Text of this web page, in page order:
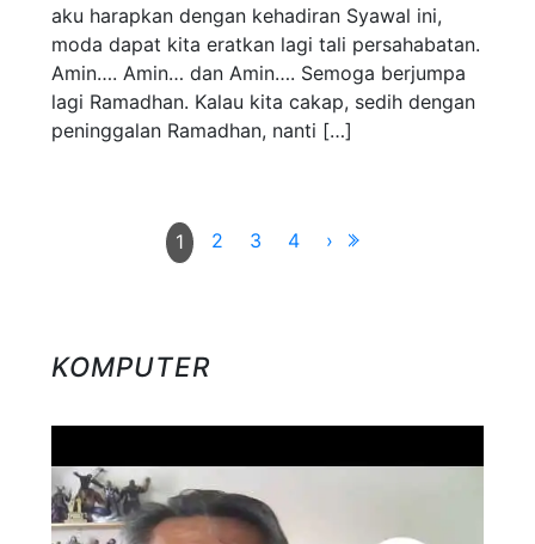
aku harapkan dengan kehadiran Syawal ini,
moda dapat kita eratkan lagi tali persahabatan.
Amin…. Amin… dan Amin…. Semoga berjumpa
lagi Ramadhan. Kalau kita cakap, sedih dengan
peninggalan Ramadhan, nanti […]
1 2 3 4 ›
KOMPUTER